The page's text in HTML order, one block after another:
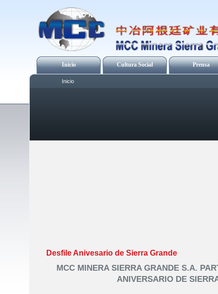
Inicio Cultura Social Prensa
Inicio
Desfile Anivesario de Sierra Grande
MCC MINERA SIERRA GRANDE S.A.
ANIVERSARIO DE